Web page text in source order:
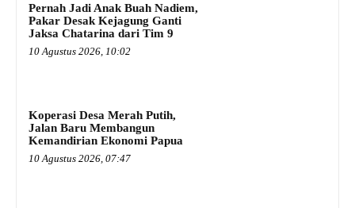
Pernah Jadi Anak Buah Nadiem,
Pakar Desak Kejagung Ganti
Jaksa Chatarina dari Tim 9
10 Agustus 2026, 10:02
Koperasi Desa Merah Putih,
Jalan Baru Membangun
Kemandirian Ekonomi Papua
10 Agustus 2026, 07:47